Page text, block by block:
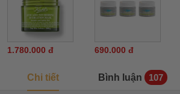
1.780.000 đ 690.000 đ
Chi tiết Bình luận 107